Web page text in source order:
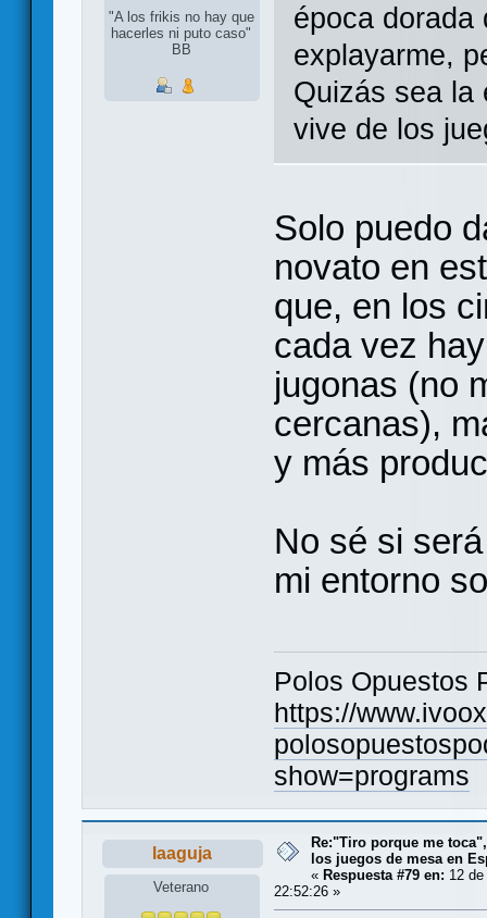
"A los frikis no hay que
hacerles ni puto caso"
BB
época dorada
explayarme,
Quizás sea la
vive de los
Solo puedo
novato en
que, en los
cada vez
jugonas (no
cercanas),
y más
No sé si
mi entorno
Polos Opuestos
https://
show=programs
laaguja
Veterano
Re:"Tiro porque me
los juegos de mesa en
« Respuesta #79 en: 12
22:52:26 »